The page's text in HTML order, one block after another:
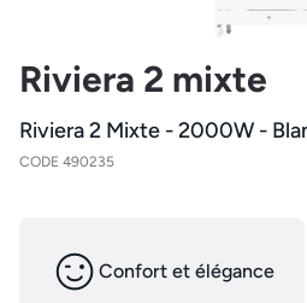
Riviera 2 mixte
Riviera 2 Mixte - 2000W -
CODE 490235
Confort et élégance